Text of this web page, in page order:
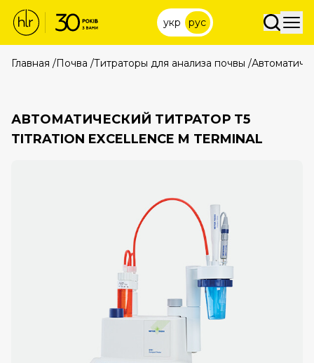
укр рус
Главная /Почва /Титраторы для анализа почвы /
АВТОМАТИЧЕСКИЙ ТИТРАТОР T5
TITRATION EXCELLENCE M TERMINAL